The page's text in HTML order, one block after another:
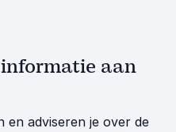
aan
en adviseren je over de